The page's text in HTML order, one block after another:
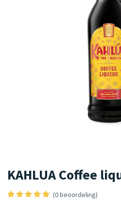
KAHLUA Coffee
(0 beoordeling)